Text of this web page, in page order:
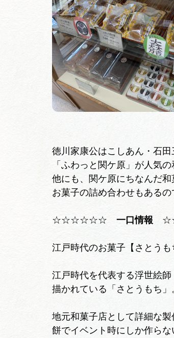
徳川家康公はこしあん・石
「ふわっと関ケ原」が人気の
他にも、関ケ原にちなんだ
お菓子の詰め合わせもあるの
☆☆☆☆☆☆ 一口情報
江戸時代のお菓子【さとうも
江戸時代を代表する浮世絵
描かれている「さとうもち」
地元和菓子店として詳細な
餅でイベント時にしか作らな